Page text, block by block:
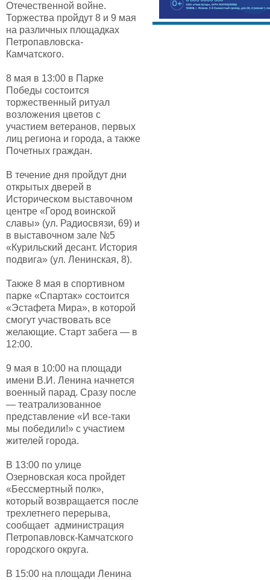
Отечественной войне.
Торжества пройдут 8 и 9 мая
на различных площадках
Петропавловска-
Камчатского.
8 мая в 13:00 в Парке
Победы состоится
торжественный ритуал
возложения цветов с
участием ветеранов, первых
лиц региона и города, а также
Почетных граждан.
В течение дня пройдут дни
открытых дверей в
Историческом выставочном
центре «Город воинской
славы» (ул. Радиосвязи, 69) и
в выставочном зале №5
«Курильский десант. История
подвига» (ул. Ленинская, 8).
Также 8 мая в спортивном
парке «Спартак» состоится
«Эстафета Мира», в которой
смогут участвовать все
желающие. Старт забега — в
12:00.
9 мая в 10:00 на площади
имени В.И. Ленина начнется
военный парад. Сразу после
— театрализованное
представление «И все-таки
мы победили!» с участием
жителей города.
В 13:00 по улице
Озерновская коса пройдет
«Бессмертный полк»,
который возвращается после
трехлетнего перерыва,
сообщает администрация
Петропавловск-Камчатского
городского округа.
В 15:00 на площади Ленина